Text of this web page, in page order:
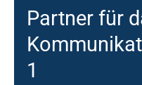
Partner für
1